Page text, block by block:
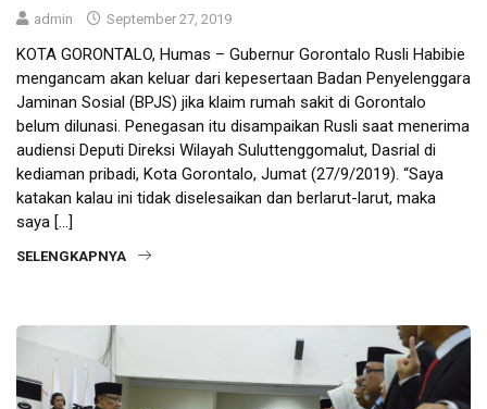
admin September 27, 2019
KOTA GORONTALO, Humas – Gubernur Gorontalo Rusli Habibie
mengancam akan keluar dari kepesertaan Badan Penyelenggara
Jaminan Sosial (BPJS) jika klaim rumah sakit di Gorontalo
belum dilunasi. Penegasan itu disampaikan Rusli saat menerima
audiensi Deputi Direksi Wilayah Suluttenggomalut, Dasrial di
kediaman pribadi, Kota Gorontalo, Jumat (27/9/2019). “Saya
katakan kalau ini tidak diselesaikan dan berlarut-larut, maka
saya […]
SELENGKAPNYA